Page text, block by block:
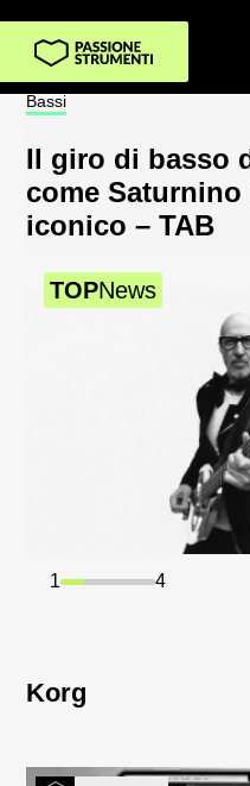
Bassi
Il giro di basso
come
iconico – TAB
TOPNews
1 4
Korg